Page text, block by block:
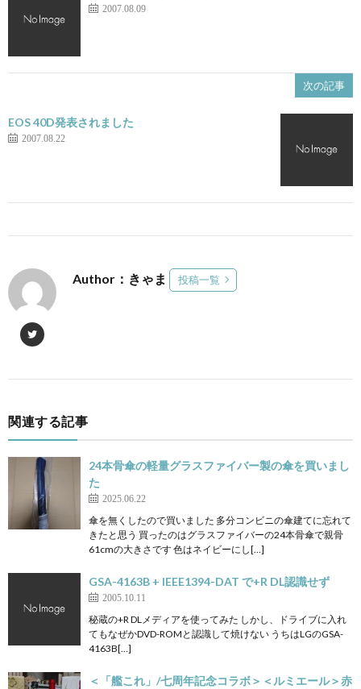
2007.08.09
次の記事
EOS 40D発表されました
2007.08.22
Author：きゃま 投稿一覧
関連する記事
24本骨傘の軽量グラスファイバー製の傘を買いまし
た
2025.06.22
傘を無くしたので買いました 多分コンビニの傘建てに忘れて
きたと思う 買ったのはグラスファイバーの24本骨傘で親骨
61cmの大きさです 色はネイビーにし[…]
GSA-4163B + IEEE1394-DAT で+R DL認識せず
2005.10.11
秘蔵の+R DLメディアを使ってみた しかし、ドライブに入れ
てもなぜかDVD-ROMと認識して焼けない うちはLGのGSA-
4163B[…]
＜「艦これ」/七周年記念コラボ＞＜ルミエール＞赤